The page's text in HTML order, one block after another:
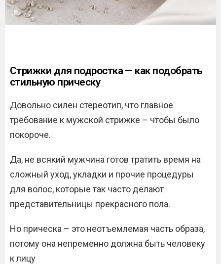
Стрижки для подростка — как подобрать
стильную прическу
Довольно силен стереотип, что главное
требование к мужской стрижке – чтобы было
покороче.
Да, не всякий мужчина готов тратить время на
сложный уход, укладки и прочие процедуры
для волос, которые так часто делают
представительницы прекрасного пола.
Но прическа – это неотъемлемая часть образа,
потому она непременно должна быть человеку
к лицу